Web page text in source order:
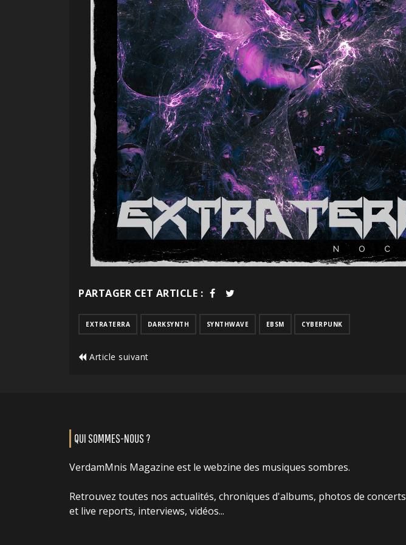
PARTAGER CET ARTICLE :
EXTRATERRA DARKSYNTH SYNTHWAVE EBSM CYBERPUNK
Article suivant
QUI SOMMES-NOUS ?
VerdamMnis Magazine est le webzine des musiques sombres.
Retrouvez toutes nos actualités, chroniques d'albums, photos de concerts
et live reports, interviews, vidéos...